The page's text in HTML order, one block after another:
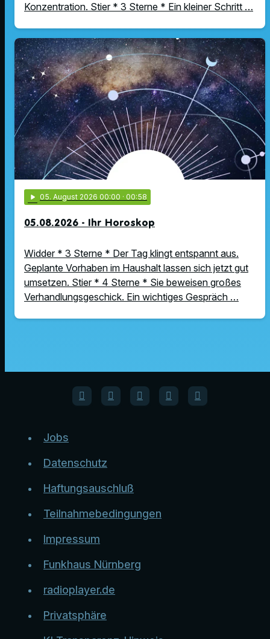
Konzentration. Stier * 3 Sterne * Ein kleiner Schritt …
play_arrow 05. August 2026 00:00 · 00:58
05.08.2026 - Ihr Horoskop
Widder * 3 Sterne * Der Tag klingt entspannt aus.
Geplante Vorhaben im Haushalt lassen sich jetzt gut
umsetzen. Stier * 4 Sterne * Sie beweisen großes
Verhandlungsgeschick. Ein wichtiges Gespräch …
Jobs
Datenschutz
Haftungsauschluß
Teilnahmebedingungen
Impressum
Funkhaus Nürnberg
radioplayer.de
Privatsphäre